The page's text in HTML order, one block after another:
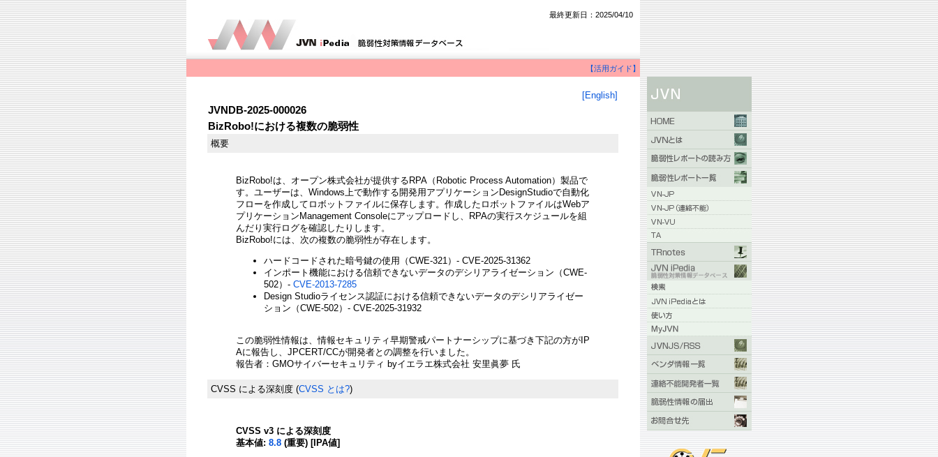
最終更新日：2025/04/10
【活用ガイド】
[English]
JVNDB-2025-000026
BizRobo!における複数の脆弱性
概要
BizRobo!は、オープン株式会社が提供するRPA（Robotic Process Automation）製品で
す。ユーザーは、Windows上で動作する開発用アプリケーションDesignStudioで自動化
フローを作成してロボットファイルに保存します。作成したロボットファイルはWebア
プリケーションManagement Consoleにアップロードし、RPAの実行スケジュールを組
んだり実行ログを確認したりします。
BizRobo!には、次の複数の脆弱性が存在します。
ハードコードされた暗号鍵の使用（CWE-321）- CVE-2025-31362
インポート機能における信頼できないデータのデシリアライゼーション（CWE-
502）- CVE-2013-7285
Design Studioライセンス認証における信頼できないデータのデシリアライゼー
ション（CWE-502）- CVE-2025-31932
この脆弱性情報は、情報セキュリティ早期警戒パートナーシップに基づき下記の方がIP
Aに報告し、JPCERT/CCが開発者との調整を行いました。
報告者：GMOサイバーセキュリティ byイエラエ株式会社 安里眞夢 氏
CVSS による深刻度 (CVSS とは?)
CVSS v3 による深刻度
基本値: 8.8 (重要) [IPA値]